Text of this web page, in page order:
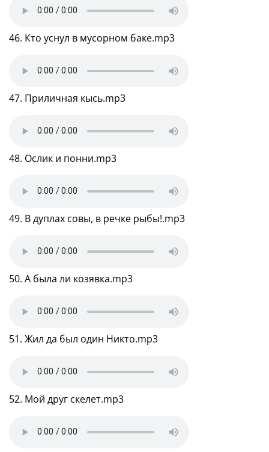
46. Кто уснул в мусорном баке.mp3
47. Приличная кысь.mp3
48. Ослик и понни.mp3
49. В дуплах совы, в речке рыбы!.mp3
50. А была ли козявка.mp3
51. Жил да был один Никто.mp3
52. Мой друг скелет.mp3